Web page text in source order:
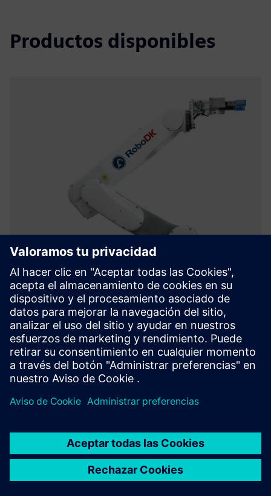
Productos disponibles
RoboDK
RoboDK is a powerful and cost-effective simulation and
offline programming software for industrial robots,
supporting over 1,200 robots from 80+ brands.
Más información